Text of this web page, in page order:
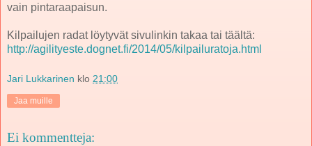
vain pintaraapaisun.
Kilpailujen radat löytyvät sivulinkin takaa tai täältä:
http://agilityeste.dognet.fi/2014/05/kilpailuratoja.html
Jari Lukkarinen klo 21:00
Jaa muille
Ei kommentteja: